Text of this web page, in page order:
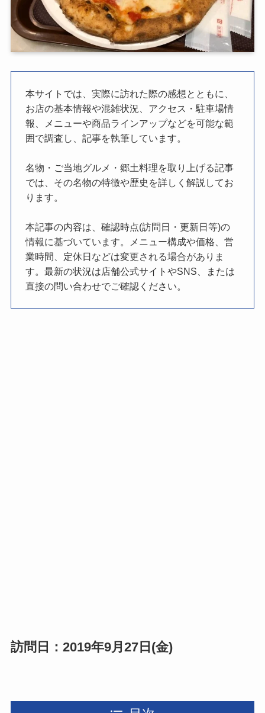
本サイトでは、実際に訪れた際の感想とともに、
お店の基本情報や混雑状況、アクセス・駐車場情
報、メニューや商品ラインアップなどを可能な範
囲で調査し、記事を執筆しています。
名物・ご当地グルメ・郷土料理を取り上げる記事
では、その名物の特徴や歴史を詳しく解説してお
ります。
本記事の内容は、確認時点(訪問日・更新日等)の
情報に基づいています。メニュー構成や価格、営
業時間、定休日などは変更される場合がありま
す。最新の状況は店舗公式サイトやSNS、または
直接の問い合わせでご確認ください。
訪問日：2019年9月27日(金)